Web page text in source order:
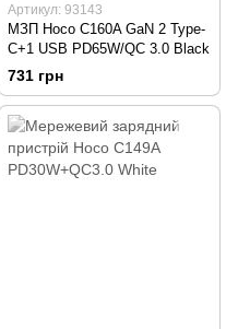
Артикул: 93143
МЗП Hoco C160A GaN 2 Type-
C+1 USB PD65W/QC 3.0 Black
731 грн